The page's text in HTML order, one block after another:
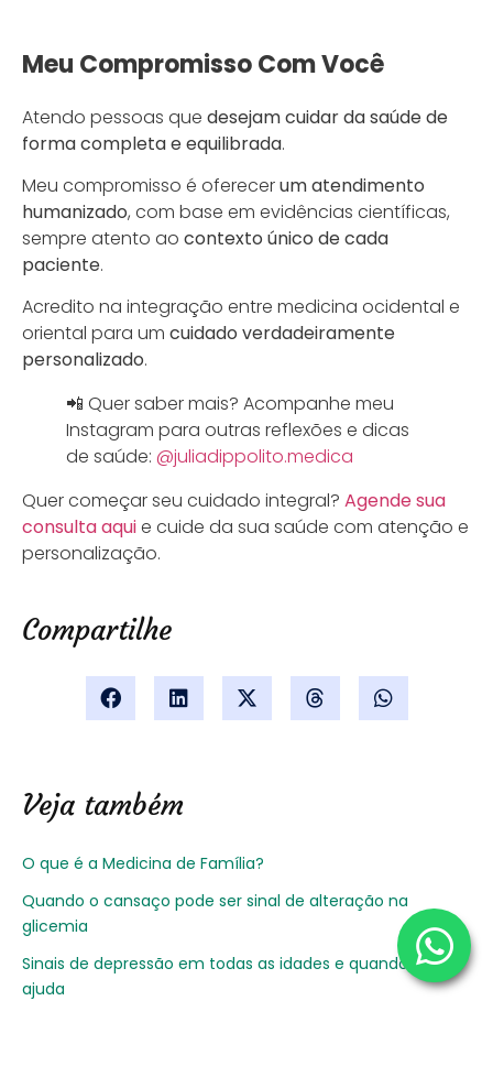
Meu Compromisso Com Você
Atendo pessoas que desejam cuidar da saúde de
forma completa e equilibrada.
Meu compromisso é oferecerum atendimento
humanizado, com base em evidências científicas,
sempre atento ao contexto único de cada
paciente.
Acredito na integração entre medicina ocidental e
oriental para um cuidado verdadeiramente
personalizado.
📲 Quer saber mais? Acompanhe meu
Instagram para outras reflexões e dicas
de saúde: @juliadippolito.medica
Quer começar seu cuidado integral? Agende sua
consulta aquie cuide da sua saúde com atenção e
personalização.
Compartilhe
Veja também
O que é a Medicina de Família?
Quando o cansaço pode ser sinal de alteração na
glicemia
Sinais de depressão em todas as idades e quando buscar
ajuda